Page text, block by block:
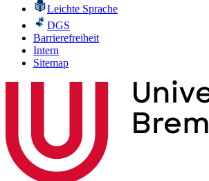
Leichte Sprache
DGS
Barrierefreiheit
Intern
Sitemap